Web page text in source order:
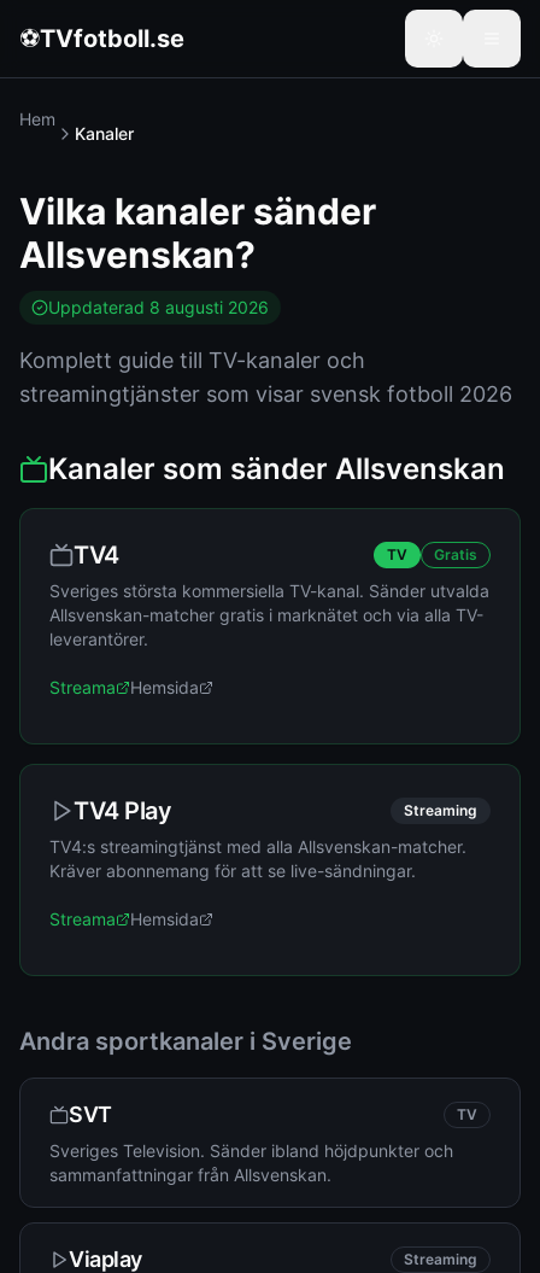
⚽TVfotboll.se
Hem
Kanaler
Vilka kanaler sänder
Allsvenskan?
Uppdaterad 8 augusti 2026
Komplett guide till TV-kanaler och
streamingtjänster som visar svensk fotboll 2026
Kanaler som sänder Allsvenskan
TV4 TV Gratis
Sveriges största kommersiella TV-kanal. Sänder utvalda
Allsvenskan-matcher gratis i marknätet och via alla TV-
leverantörer.
Streama Hemsida
TV4 Play Streaming
TV4:s streamingtjänst med alla Allsvenskan-matcher.
Kräver abonnemang för att se live-sändningar.
Streama Hemsida
Andra sportkanaler i Sverige
SVT TV
Sveriges Television. Sänder ibland höjdpunkter och
sammanfattningar från Allsvenskan.
Viaplay Streaming